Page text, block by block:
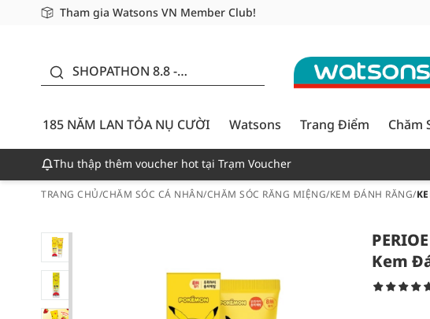
Tham gia Watsons VN Member Club!
Miễn phí giao hàng cho đơn hàng từ 249,000Đ
Giao hàng nhanh 24h - Áp dụng khu vực TP. Hồ Chí Minh
SHOPATHON 8.8 -
CƯỜI - GIẢM ĐẾN
50%
185 NĂM LAN TỎA NỤ CƯỜI
Watsons Trang Điểm Chăm
Thu thập thêm voucher hot tại Trạm Voucher
TRANG CHỦ/CHĂM SÓC CÁ NHÂN/CHĂM SÓC RĂNG MIỆNG/KEM ĐÁNH RĂNG/
PERIOE
Kem